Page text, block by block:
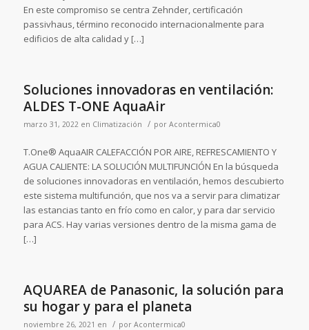
En este compromiso se centra Zehnder, certificación
passivhaus, término reconocido internacionalmente para
edificios de alta calidad y […]
Soluciones innovadoras en ventilación:
ALDES T-ONE AquaAir
marzo 31, 2022 en Climatización / por Acontermica0
T.One® AquaAIR CALEFACCIÓN POR AIRE, REFRESCAMIENTO Y
AGUA CALIENTE: LA SOLUCIÓN MULTIFUNCIÓN En la búsqueda
de soluciones innovadoras en ventilación, hemos descubierto
este sistema multifunción, que nos va a servir para climatizar
las estancias tanto en frío como en calor, y para dar servicio
para ACS. Hay varias versiones dentro de la misma gama de
[…]
AQUAREA de Panasonic, la solución para
su hogar y para el planeta
noviembre 26, 2021 en / por Acontermica0